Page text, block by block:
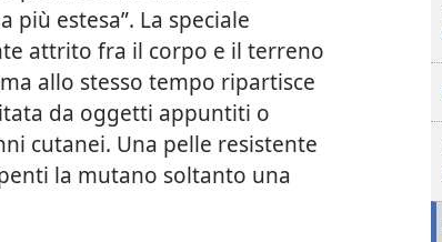
più estesa”. La speciale
attrito fra il corpo e il terreno
allo stesso tempo ripartisce
da oggetti appuntiti o
cutanei. Una pelle resistente
la mutano soltanto una